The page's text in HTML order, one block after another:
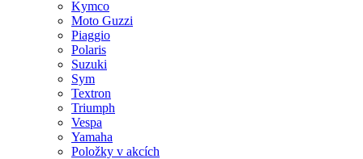
Kymco
Moto Guzzi
Piaggio
Polaris
Suzuki
Sym
Textron
Triumph
Vespa
Yamaha
Položky v akcích